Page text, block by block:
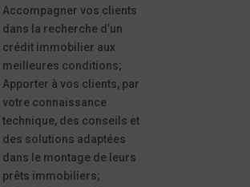
Accompagner vos clients
dans la recherche d’un
crédit immobilier aux
meilleures conditions;
Apporter à vos clients, par
votre connaissance
technique, des conseils et
des solutions adaptées
dans le montage de leurs
prêts immobiliers;